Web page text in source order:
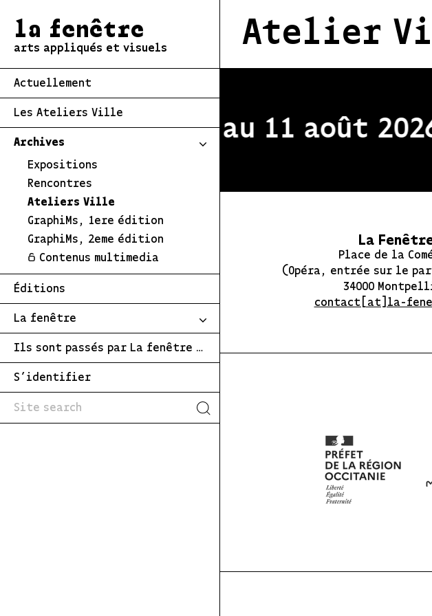
la fenêtre
arts appliqués et visuels
Actuellement
Les Ateliers Ville
Archives
Expositions
Rencontres
Ateliers Ville
GraphiMs, 1ere édition
GraphiMs, 2eme édition
Contenus multimedia
Éditions
La fenêtre
Ils sont passés par La fenêtre …
S’identifier
Atelier
du 2 au 11 août
La
Place de la
(Opéra, entrée sur le
34000
contact[at]la-